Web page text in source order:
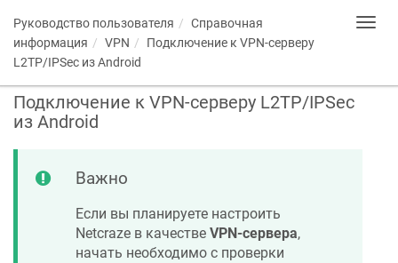
Руководство пользователя
Справочная
информация
VPN
Подключение к VPN-серверу
L2TP/IPSec из Android
Подключение к VPN-серверу L2TP/IPSec
из Android
Важно
Если вы планируете настроить
Netcraze в качестве VPN-сервера,
начать необходимо с проверки